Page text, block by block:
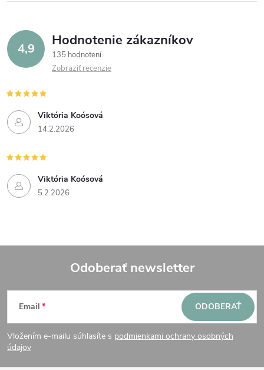
4,9 Hodnotenie zákazníkov
135 hodnotení
Zobraziť recenzie
Viktória Koósová
14.2.2026
Viktória Koósová
5.2.2026
Z
á
p
Odoberať newsletter
Email
Vložením e-mailu súhlasíte s podmienkami ochrany osobných
údajov
ODOBERAŤ